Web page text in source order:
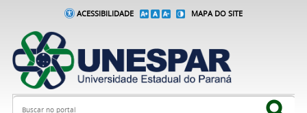
ACESSIBILIDADE MAPA DO SITE
Busca